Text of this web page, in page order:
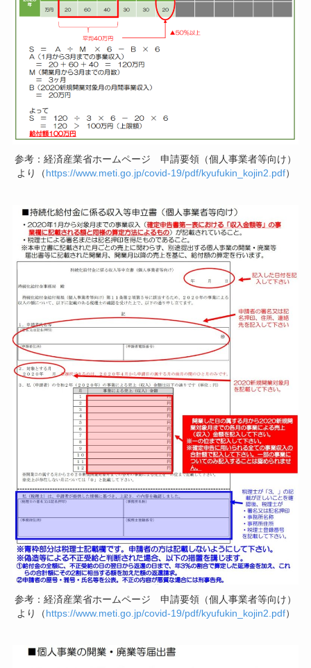
参考：経済産業省ホームページ 申請要領（個人事業者等向け）
より（https://www.meti.go.jp/covid-19/pdf/kyufukin_kojin2.pdf）
参考：経済産業省ホームページ 申請要領（個人事業者等向け）
より（https://www.meti.go.jp/covid-19/pdf/kyufukin_kojin2.pdf）